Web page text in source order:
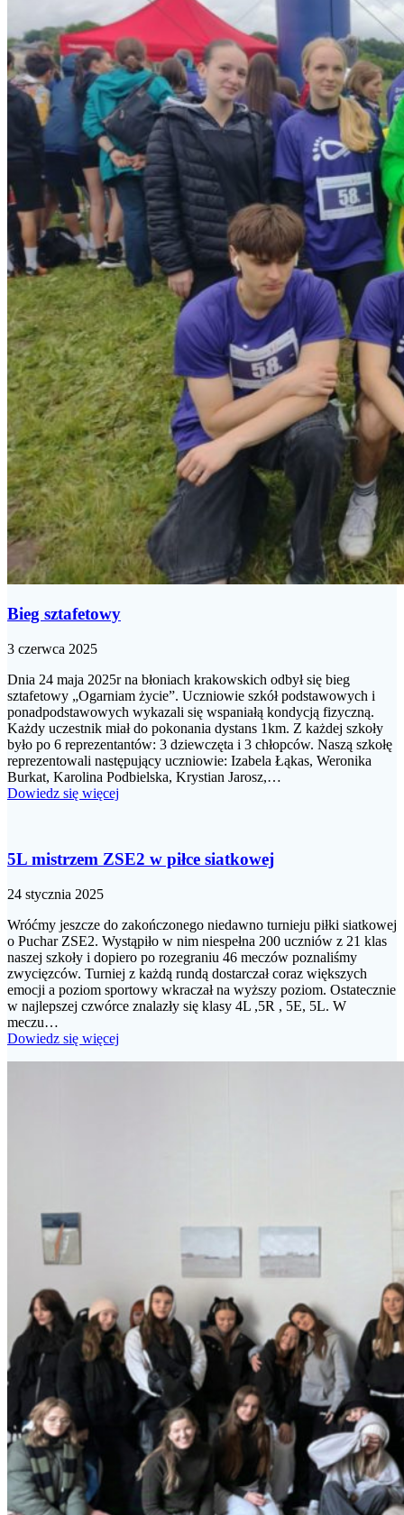
Bieg sztafetowy
3 czerwca 2025
Dnia 24 maja 2025r na błoniach krakowskich odbył się bieg
sztafetowy „Ogarniam życie”. Uczniowie szkół podstawowych i
ponadpodstawowych wykazali się wspaniałą kondycją fizyczną.
Każdy uczestnik miał do pokonania dystans 1km. Z każdej szkoły
było po 6 reprezentantów: 3 dziewczęta i 3 chłopców. Naszą szkołę
reprezentowali następujący uczniowie: Izabela Łąkas, Weronika
Burkat, Karolina Podbielska, Krystian Jarosz,…
Dowiedz się więcej
5L mistrzem ZSE2 w piłce siatkowej
24 stycznia 2025
Wróćmy jeszcze do zakończonego niedawno turnieju piłki siatkowej
o Puchar ZSE2. Wystąpiło w nim niespełna 200 uczniów z 21 klas
naszej szkoły i dopiero po rozegraniu 46 meczów poznaliśmy
zwycięzców. Turniej z każdą rundą dostarczał coraz większych
emocji a poziom sportowy wkraczał na wyższy poziom. Ostatecznie
w najlepszej czwórce znalazły się klasy 4L ,5R , 5E, 5L. W
meczu…
Dowiedz się więcej